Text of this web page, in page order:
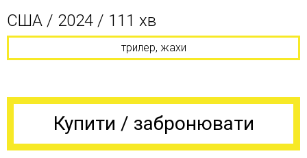
CША / 2024 / 111 хв
трилер, жахи
Купити / забронювати